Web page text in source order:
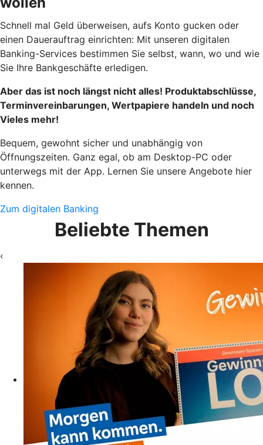
Schnell mal Geld überweisen, aufs Konto gucken oder
einen Dauerauftrag einrichten: Mit unseren digitalen
Banking-Services bestimmen Sie selbst, wann, wo und wie
Sie Ihre Bankgeschäfte erledigen.
Aber das ist noch längst nicht alles! Produktabschlüsse,
Terminvereinbarungen, Wertpapiere handeln und noch
Vieles mehr!
Bequem, gewohnt sicher und unabhängig von
Öffnungszeiten. Ganz egal, ob am Desktop-PC oder
unterwegs mit der App. Lernen Sie unsere Angebote hier
kennen.
Zum digitalen Banking
Beliebte Themen
‹